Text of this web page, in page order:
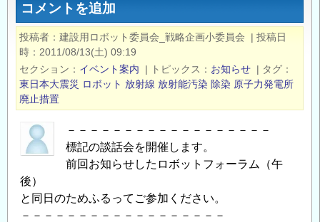
コメントを追加
投稿者 建設用ロボット委員会_戦略企画小委員会 | 投稿日
時
2011/08/13(土) 09:19
セクション
イベント案内 | トピックス お知らせ | タグ
東日本大震災 ロボット 放射線 放射能汚染 除染 原子力発電所
廃止措置
－－－－－－－－－－－－－－－－－－
標記の談話会を開催します。
前回お知らせしたロボットフォーラム（午
後）
と同日のためふるってご参加ください。
－－－－－－－－－－－－－－－－－－